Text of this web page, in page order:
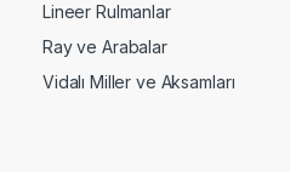
Lineer Rulmanlar
Ray ve Arabalar
Vidalı Miller ve Aksamları